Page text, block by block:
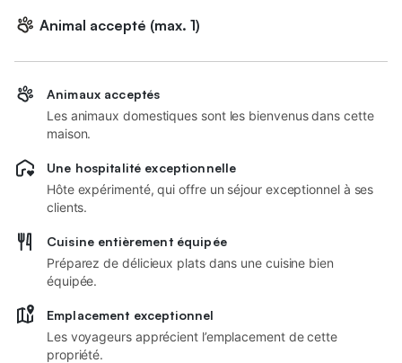
Animal accepté (max. 1)
Animaux acceptés
Les animaux domestiques sont les bienvenus dans cette
maison.
Une hospitalité exceptionnelle
Hôte expérimenté, qui offre un séjour exceptionnel à ses
clients.
Cuisine entièrement équipée
Préparez de délicieux plats dans une cuisine bien
équipée.
Emplacement exceptionnel
Les voyageurs apprécient l’emplacement de cette
propriété.